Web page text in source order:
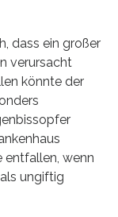
dass ein großer
verursacht
könnte der
entfallen, wenn
ungiftig